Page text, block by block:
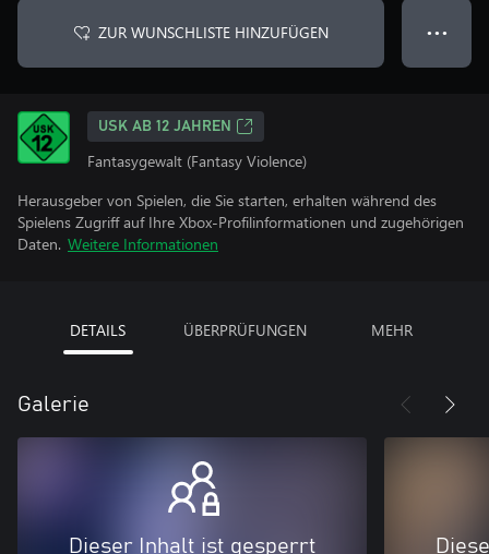
ZUR WUNSCHLISTE HINZUFÜGEN ● ● ●
USK AB 12 JAHREN
Fantasygewalt (Fantasy Violence)
Herausgeber von Spielen, die Sie starten, erhalten während des
Spielens Zugriff auf Ihre Xbox-Profilinformationen und zugehörigen
Daten. Weitere Informationen
DETAILS ÜBERPRÜFUNGEN MEHR
Galerie
Dieser Inhalt ist gesperrt